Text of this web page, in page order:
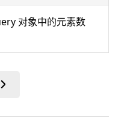
对象中的元素数